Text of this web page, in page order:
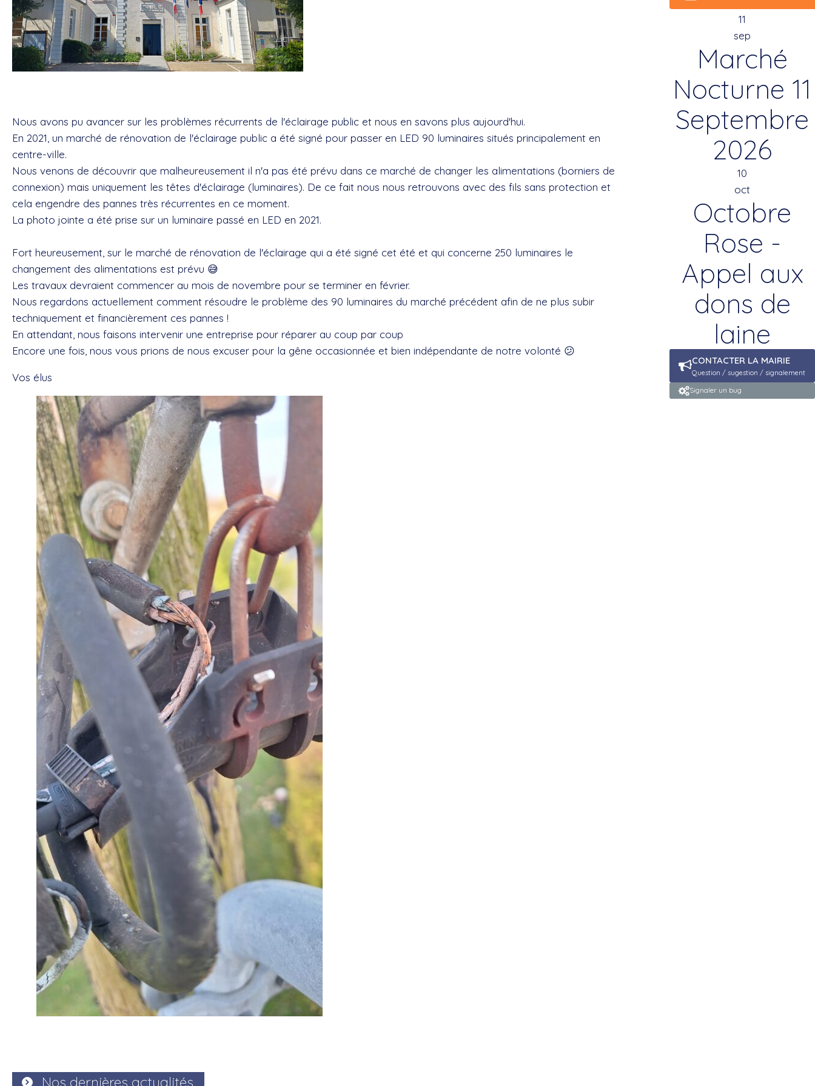
11
sep
Marché
Nocturne 11
Septembre
2026
10
oct
Octobre
Rose -
Appel aux
dons de
laine
CONTACTER LA MAIRIE
Question / sugestion / signalement
Signaler un bug
Nous avons pu avancer sur les problèmes récurrents de l'éclairage public et nous en savons plus aujourd'hui.
En 2021, un marché de rénovation de l'éclairage public a été signé pour passer en LED 90 luminaires situés principalement en
centre-ville.
Nous venons de découvrir que malheureusement il n'a pas été prévu dans ce marché de changer les alimentations (borniers de
connexion) mais uniquement les têtes d'éclairage (luminaires). De ce fait nous nous retrouvons avec des fils sans protection et
cela engendre des pannes très récurrentes en ce moment.
La photo jointe a été prise sur un luminaire passé en LED en 2021.
Fort heureusement, sur le marché de rénovation de l'éclairage qui a été signé cet été et qui concerne 250 luminaires le
changement des alimentations est prévu 😅
Les travaux devraient commencer au mois de novembre pour se terminer en février.
Nous regardons actuellement comment résoudre le problème des 90 luminaires du marché précédent afin de ne plus subir
techniquement et financièrement ces pannes !
En attendant, nous faisons intervenir une entreprise pour réparer au coup par coup
Encore une fois, nous vous prions de nous excuser pour la gêne occasionnée et bien indépendante de notre volonté 😕
Vos élus
Nos dernières actualités